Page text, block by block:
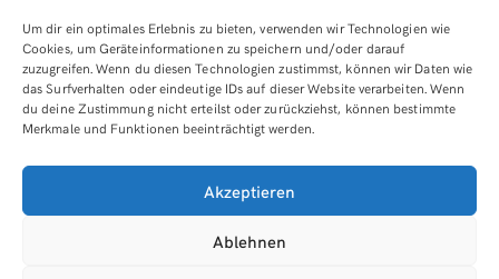
Um dir ein optimales Erlebnis zu bieten, verwenden wir Technologien wie
Cookies, um Geräteinformationen zu speichern und/oder darauf
zuzugreifen. Wenn du diesen Technologien zustimmst, können wir Daten wie
das Surfverhalten oder eindeutige IDs auf dieser Website verarbeiten. Wenn
du deine Zustimmung nicht erteilst oder zurückziehst, können bestimmte
Merkmale und Funktionen beeinträchtigt werden.
Akzeptieren
Ablehnen